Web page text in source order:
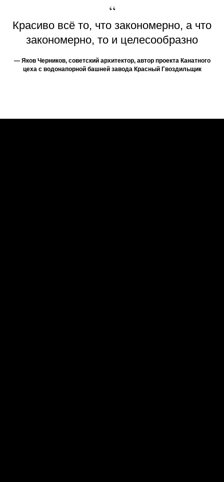
“
Красиво всё то, что закономерно, а что
закономерно, то и целесообразно
— Яков Черников, советский архитектор, автор проекта Канатного
цеха с водонапорной башней завода Красный Гвоздильщик